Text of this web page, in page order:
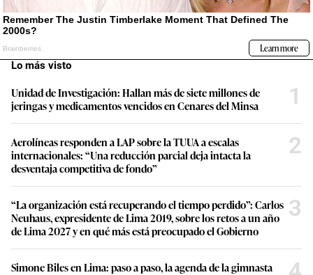
Lo más visto
Unidad de Investigación: Hallan más de siete millones de
jeringas y medicamentos vencidos en Cenares del Minsa
1
Aerolíneas responden a LAP sobre la TUUA a escalas
internacionales: “Una reducción parcial deja intacta la
desventaja competitiva de fondo”
2
“La organización está recuperando el tiempo perdido”: Carlos
Neuhaus, expresidente de Lima 2019, sobre los retos a un año
de Lima 2027 y en qué más está preocupado el Gobierno
3
Simone Biles en Lima: paso a paso, la agenda de la gimnasta